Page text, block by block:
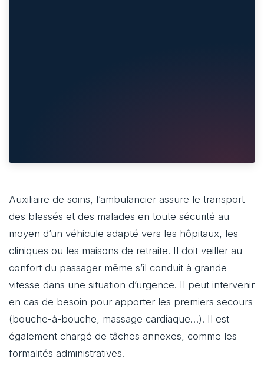
Auxiliaire de soins, l’ambulancier assure le transport
des blessés et des malades en toute sécurité au
moyen d’un véhicule adapté vers les hôpitaux, les
cliniques ou les maisons de retraite. Il doit veiller au
confort du passager même s’il conduit à grande
vitesse dans une situation d’urgence. Il peut intervenir
en cas de besoin pour apporter les premiers secours
(bouche-à-bouche, massage cardiaque…). Il est
également chargé de tâches annexes, comme les
formalités administratives.